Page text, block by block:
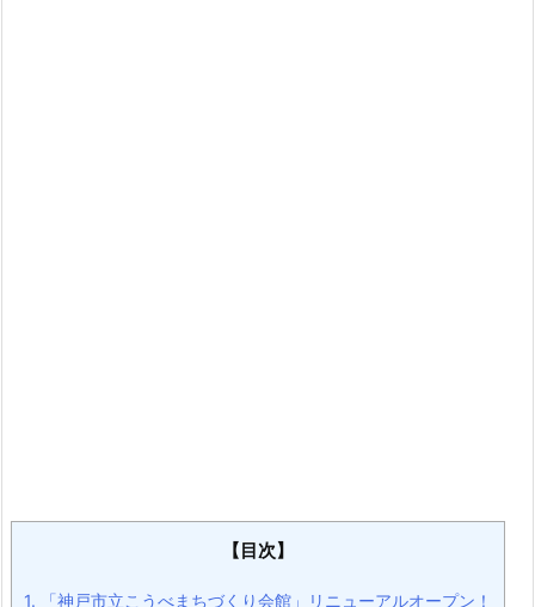
【目次】
1. 「神戸市立こうべまちづくり会館」リニューアルオープン！